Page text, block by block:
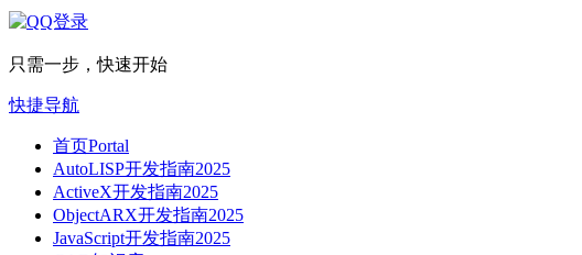
只需一步，快速开始
快捷导航
首页Portal
AutoLISP开发指南2025
ActiveX开发指南2025
ObjectARX开发指南2025
JavaScript开发指南2025